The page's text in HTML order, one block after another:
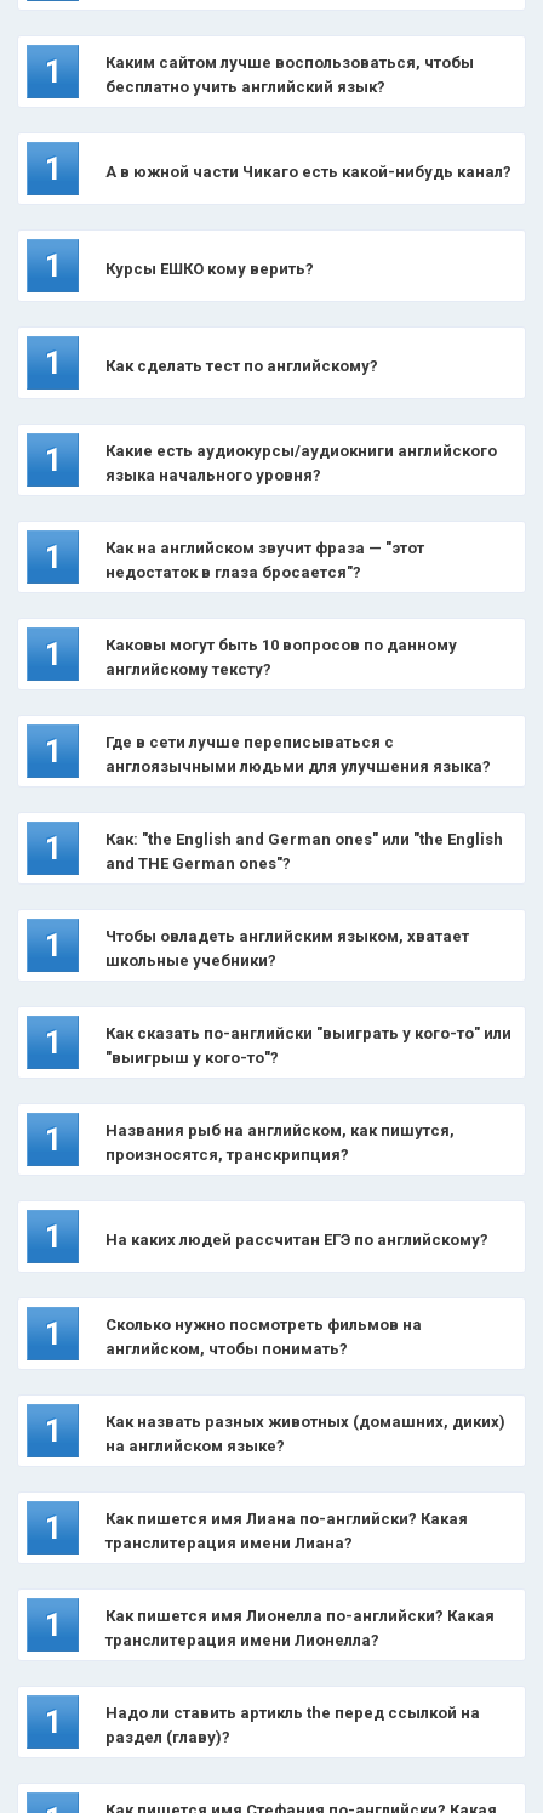
1
Каким сайтом лучше воспользоваться, чтобы
бесплатно учить английский язык?
1 А в южной части Чикаго есть какой-нибудь канал?
1 Курсы ЕШКО кому верить?
1 Как сделать тест по английскому?
1
Какие есть аудиокурсы/аудиокниги английского
языка начального уровня?
1
Как на английском звучит фраза — "этот
недостаток в глаза бросается"?
1
Каковы могут быть 10 вопросов по данному
английскому тексту?
1
Где в сети лучше переписываться с
англоязычными людьми для улучшения языка?
1
Как: "the English and German ones" или "the English
and THE German ones"?
1
Чтобы овладеть английским языком, хватает
школьные учебники?
1
Как сказать по-английски "выиграть у кого-то" или
"выигрыш у кого-то"?
1
Названия рыб на английском, как пишутся,
произносятся, транскрипция?
1 На каких людей рассчитан ЕГЭ по английскому?
1
Сколько нужно посмотреть фильмов на
английском, чтобы понимать?
1
Как назвать разных животных (домашних, диких)
на английском языке?
1
Как пишется имя Лиана по-английски? Какая
транслитерация имени Лиана?
1
Как пишется имя Лионелла по-английски? Какая
транслитерация имени Лионелла?
1
Надо ли ставить артикль the перед ссылкой на
раздел (главу)?